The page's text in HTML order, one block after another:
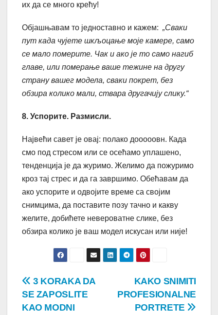
их да се много крећу!
Објашњавам то једноставно и кажем: „Сваки
пут када чујете шкљоцање моје камере, само
се мало померите. Чак и ако је то само нагиб
главе, или померање ваше тежине на другу
страну вашег модела, сваки покрет, без
обзира колико мали, ствара другачију слику.“
8. Успорите. Размисли.
Највећи савет је овај: полако дооооовн. Када
смо под стресом или се осећамо уплашено,
тенденција је да журимо. Желимо да пожуримо
кроз тај стрес и да га завршимо. Обећавам да
ако успорите и одвојите време са својим
снимцима, да поставите позу тачно и какву
желите, добићете невероватне слике, без
обзира колико је ваш модел искусан или није!
Post
navigation
KAKO SNIMITI
PROFESIONALNE
PORTRETE
3 KORAKA DA
SE ZAPOSLITE
KAO MODNI